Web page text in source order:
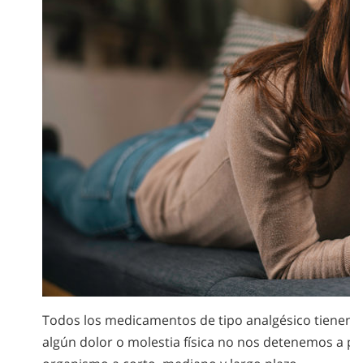
Todos los medicamentos de tipo analgésico
algún dolor o molestia física no nos detenemos